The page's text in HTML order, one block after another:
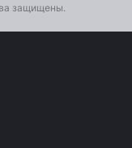
защищены.